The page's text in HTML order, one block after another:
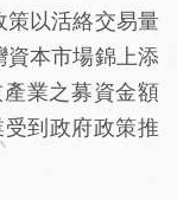
策以活絡交易量
本市場錦上添
業之募資金額
到政府政策推